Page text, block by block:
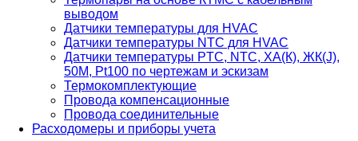
выводом
Датчики температуры для HVAC
Датчики температуры NTC для HVAC
Датчики температуры PTС, NTC, ХА(К), ЖК(J),
50М, Pt100 по чертежам и эскизам
Термокомплектующие
Провода компенсационные
Провода соединительные
Расходомеры и приборы учета